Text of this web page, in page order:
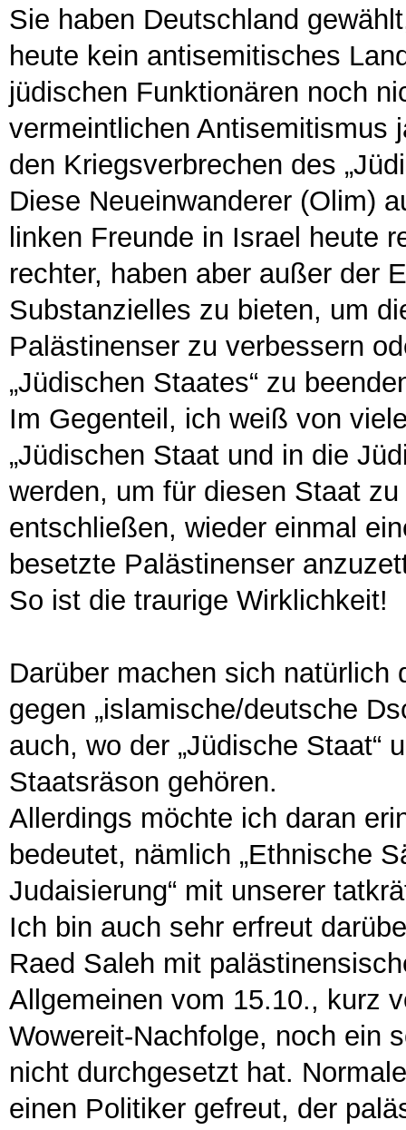
Sie haben Deutschland
heute kein antisemitisches
jüdischen Funktionären noch
vermeintlichen Antisemitismus
den Kriegsverbrechen des
Diese Neueinwanderer (Olim)
linken Freunde in Israel heute
rechter, haben aber außer der
Substanzielles zu bieten, um
Palästinenser zu verbessern
„Jüdischen Staates“ zu
Im Gegenteil, ich weiß von
„Jüdischen Staat und in die
werden, um für diesen Staat
entschließen, wieder einmal
besetzte Palästinenser
So ist die traurige Wirklichkeit!
Darüber machen sich
gegen „islamische/deutsche
auch, wo der „Jüdische Staat“
Staatsräson gehören.
Allerdings möchte ich daran
bedeutet, nämlich „Ethnische
Judaisierung“ mit unserer
Ich bin auch sehr erfreut
Raed Saleh mit
Allgemeinen vom 15.10., kurz
Wowereit-Nachfolge, noch ein
nicht durchgesetzt hat.
einen Politiker gefreut, der